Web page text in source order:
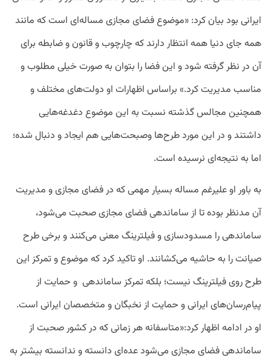
ایرانی بود بیان کرد: «موضوع فضای مجازی مساله‌ای است که مانند
همه جای دنیا همه انتظار دارند که چارچوب و قانون و ضابطه برای
آن در نظر گرفته شود و این فضا را بتوان به صورت خیلی مطلوب و
مناسب مدیریت کرد.» براساس اظهارات او دولت‌های مختلف و
همچنین مجالس گذشته نسبت به این موضوع دغدغه‌هایی
داشتند و در این مورد طرح‌ها وصبحت‌هایی هم ایجاد و دنبال شده؛
اما به نتیجه‌ای نرسیده است.
به باور او علیرغم مساله بسیار مهمی که در فضای مجازی و مدیریت
آن مدنظر بوده تا از ساماندهی فضای مجازی صحبت می‌شود،
ساماندهی را مسدودسازی و فیلترینگ معنی می‌کنند و برخی طرح
صیانت را به حاشیه می‌کشانند. او تاکید کرد که موضوع و تمرکز این
طرح روی فیلترینگ نیست؛ بلکه تمرکز ساماندهی و حمایت از
پیام‌رسان‌های ایرانی و حمایت از نخبگان و متخصصان ایرانی است.
او در ادامه اظهار کرد:«متاسفانه هر زمانی که در کشور صحبت از
ساماندهی فضای مجازی می‌شود عده‌ای دانسته و ندانسته بیشتر به